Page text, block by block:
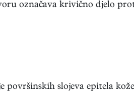
označava krivično djelo
slojeva epitela kože